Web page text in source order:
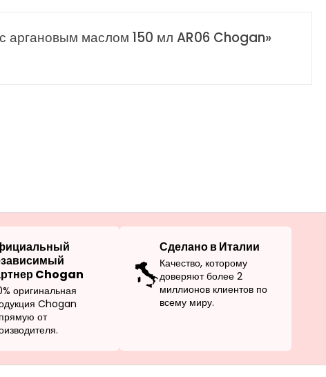
аргановым маслом 150 мл AR06 Chogan»
Chogan
оригинальная
Chogan
от
Сделано в Италии
Качество, которому
доверяют более 2
миллионов клиентов по
всему миру.